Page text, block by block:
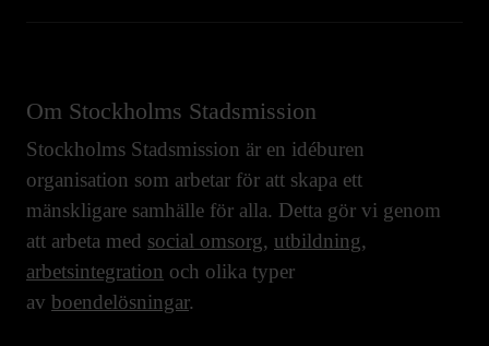
Om Stockholms Stadsmission
Stockholms Stadsmission är en idéburen
organisation som arbetar för att skapa ett
mänskligare samhälle för alla. Detta gör vi genom
att arbeta med social omsorg, utbildning,
arbetsintegration och olika typer
av boendelösningar.